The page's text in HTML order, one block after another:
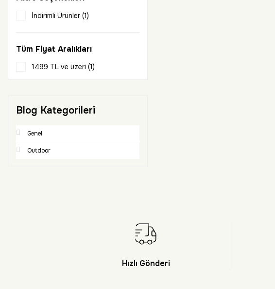
İndirimli Ürünler (1)
Tüm Fiyat Aralıkları
1499 TL ve üzeri (1)
Blog Kategorileri
Genel
Outdoor
Hızlı Gönderi